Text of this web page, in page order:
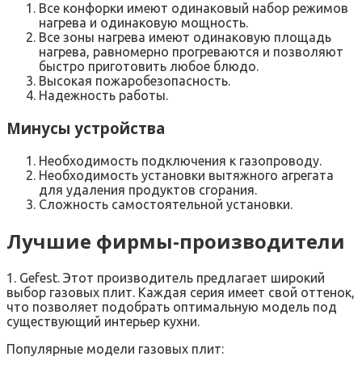
Все конфорки имеют одинаковый набор режимов
нагрева и одинаковую мощность.
Все зоны нагрева имеют одинаковую площадь
нагрева, равномерно прогреваются и позволяют
быстро приготовить любое блюдо.
Высокая пожаробезопасность.
Надежность работы.
Минусы устройства
Необходимость подключения к газопроводу.
Необходимость установки вытяжного агрегата
для удаления продуктов сгорания.
Сложность самостоятельной установки.
Лучшие фирмы-производители
1. Gefest. Этот производитель предлагает широкий
выбор газовых плит. Каждая серия имеет свой оттенок,
что позволяет подобрать оптимальную модель под
существующий интерьер кухни.
Популярные модели газовых плит: